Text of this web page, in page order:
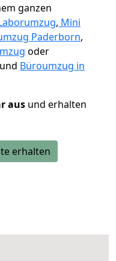
ganzen
, Mini
Paderborn,
oder
und Büroumzug in
aus und erhalten
erhalten